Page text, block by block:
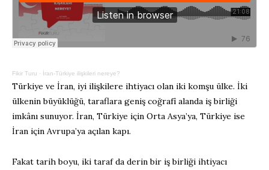
Fikir Turu · İran-Türkiye ilişkileri nereye?
Türkiye ve İran, iyi ilişkilere ihtiyacı olan iki komşu ülke. İki
ülkenin büyüklüğü, taraflara geniş coğrafî alanda iş birliği
imkânı sunuyor. İran, Türkiye için Orta Asya’ya, Türkiye ise
İran için Avrupa’ya açılan kapı.
Fakat tarih boyu, iki taraf da derin bir iş birliği ihtiyacı